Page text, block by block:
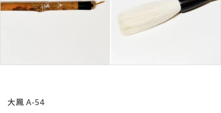
ご利用ガイド
特定商取引法について
大鳳 A-54